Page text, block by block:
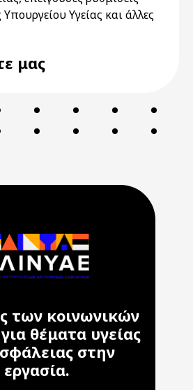
Υγείας και άλλες
μας
των κοινωνικών
θέματα υγείας
στην
εργασία.